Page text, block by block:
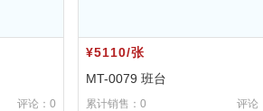
评论：0
¥5110/张
MT-0079 班台
累计销售：0 评论